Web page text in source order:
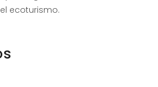
ecoturismo.